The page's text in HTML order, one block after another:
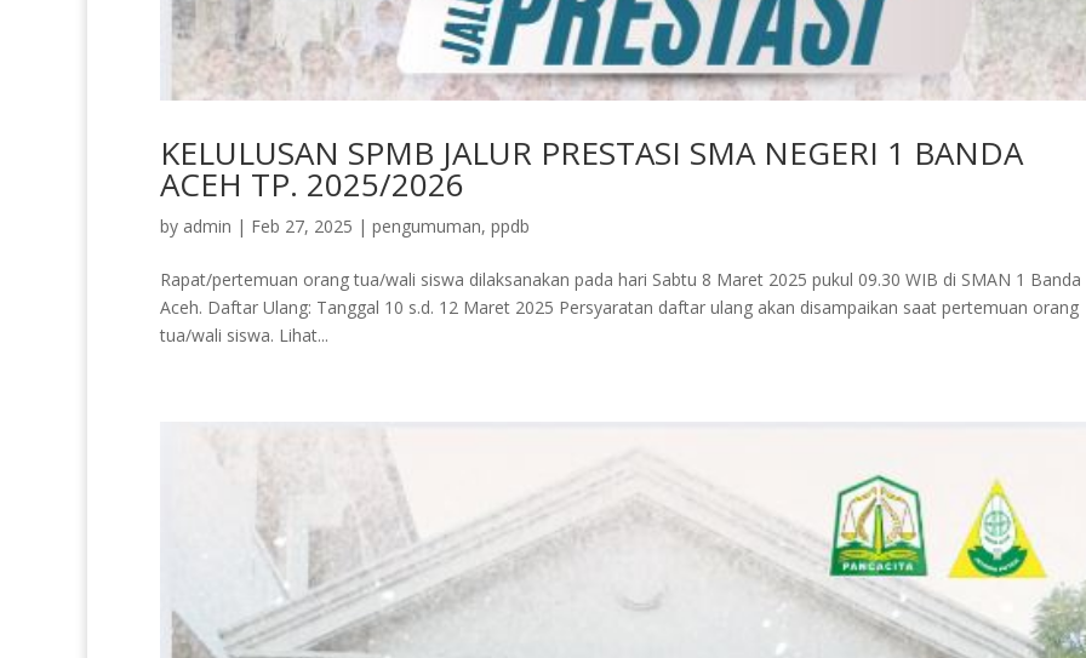
KELULUSAN SPMB JALUR PRESTASI SMA NEGERI 1 BANDA
ACEH TP. 2025/2026
by admin | Feb 27, 2025 | pengumuman, ppdb
Rapat/pertemuan orang tua/wali siswa dilaksanakan pada hari Sabtu 8 Maret 2025 pukul 09.30 WIB di SMAN 1 Banda
Aceh. Daftar Ulang: Tanggal 10 s.d. 12 Maret 2025 Persyaratan daftar ulang akan disampaikan saat pertemuan orang
tua/wali siswa. Lihat...